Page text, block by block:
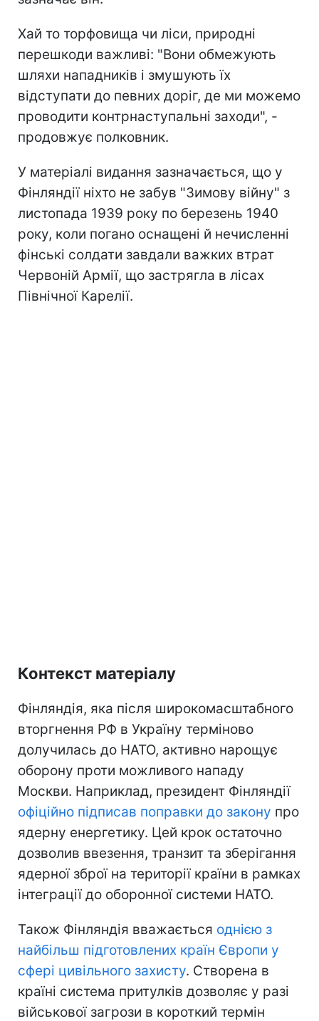
Хай то торфовища чи ліси, природні
перешкоди важливі: "Вони обмежують
шляхи нападників і змушують їх
відступати до певних доріг, де ми можемо
проводити контрнаступальні заходи", -
продовжує полковник.
У матеріалі видання зазначається, що у
Фінляндії ніхто не забув "Зимову війну" з
листопада 1939 року по березень 1940
року, коли погано оснащені й нечисленні
фінські солдати завдали важких втрат
Червоній Армії, що застрягла в лісах
Північної Карелії.
Контекст матеріалу
Фінляндія, яка після широкомасштабного
вторгнення РФ в Україну терміново
долучилась до НАТО, активно нарощує
оборону проти можливого нападу
Москви. Наприклад, президент Фінляндії
офіційно підписав поправки до закону про
ядерну енергетику. Цей крок остаточно
дозволив ввезення, транзит та зберігання
ядерної зброї на території країни в рамках
інтеграції до оборонної системи НАТО.
Також Фінляндія вважається однією з
найбільш підготовлених країн Європи у
сфері цивільного захисту. Створена в
країні система притулків дозволяє у разі
військової загрози в короткий термін